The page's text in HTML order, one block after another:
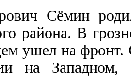
Сёмин
района. В
ушел на фронт.
на